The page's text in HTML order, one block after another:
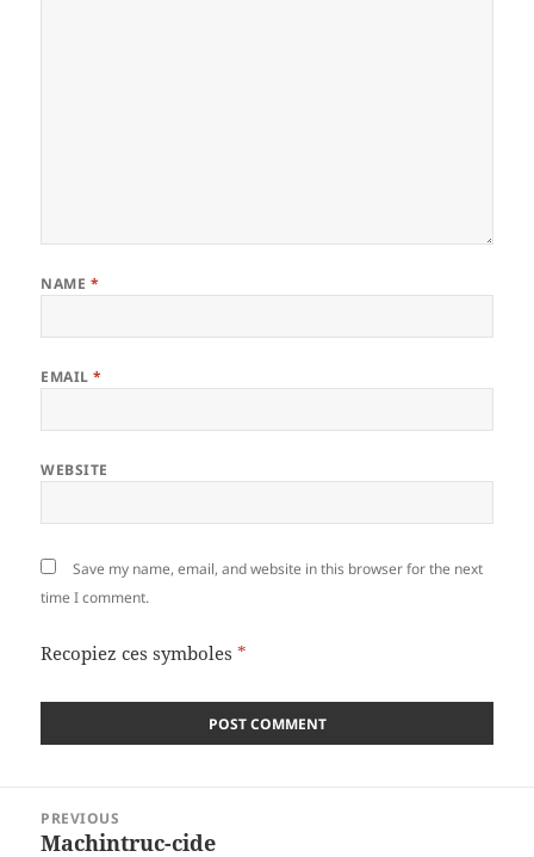
NAME *
EMAIL*
WEBSITE
Save my name, email, and website in this browser for the next
time I comment.
Recopiez ces symboles *
navigation
PREVIOUS
Previous
Machintruc-cide